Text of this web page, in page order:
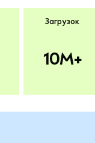
Загрузок
10M+